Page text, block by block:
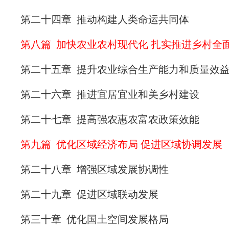
第二十四章 推动构建人类命运共同体
第八篇 加快农业农村现代化 扎实推进乡村全
第二十五章 提升农业综合生产能力和质量效
第二十六章 推进宜居宜业和美乡村建设
第二十七章 提高强农惠农富农政策效能
第九篇 优化区域经济布局 促进区域协调发展
第二十八章 增强区域发展协调性
第二十九章 促进区域联动发展
第三十章 优化国土空间发展格局